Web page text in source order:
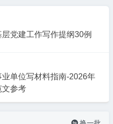
层党建工作写作提纲30例
业单位写材料指南-2026年
文参考